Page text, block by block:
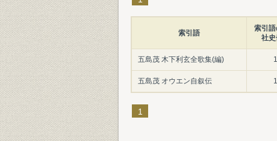
索引語
索引
社
五島茂 木下利玄全歌集(編) 1
五島茂 オウエン自叙伝 1
1